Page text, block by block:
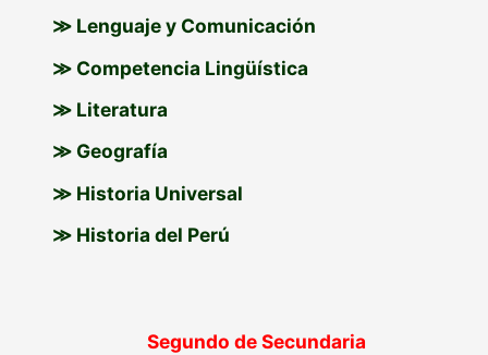
≫ Lenguaje y Comunicación
≫ Competencia Lingüística
≫ Literatura
≫ Geografía
≫ Historia Universal
≫ Historia del Perú
Segundo de Secundaria